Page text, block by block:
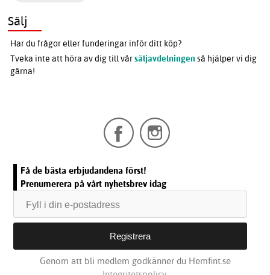
Sälj
Har du frågor eller funderingar inför ditt köp?
Tveka inte att höra av dig till vårsäljavdelningen så hjälper vi dig
gärna!
Få de bästa erbjudandena först!
Prenumerera på vårt nyhetsbrev idag
Genom att bli medlem godkänner du Hemfint.se